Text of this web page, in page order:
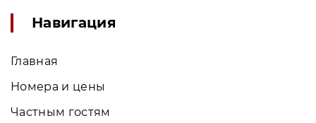
Навигация
Главная
Номера и цены
Частным гостям